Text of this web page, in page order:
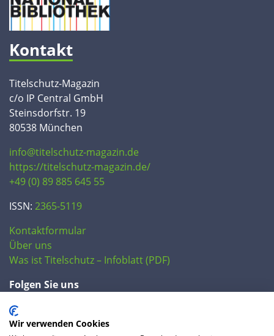
Kontakt
Titelschutz-Magazin
c/o IP Central GmbH
Steinsdorfstr. 19
80538 München
info@titelschutz-magazin.de
https://titelschutz-magazin.de/
+49 (0) 89 885 645 55
ISSN: 2365-5119
Kontaktformular
Über uns
Was ist Titelschutz – Infoblatt (PDF)
Folgen Sie uns
Wir verwenden Cookies